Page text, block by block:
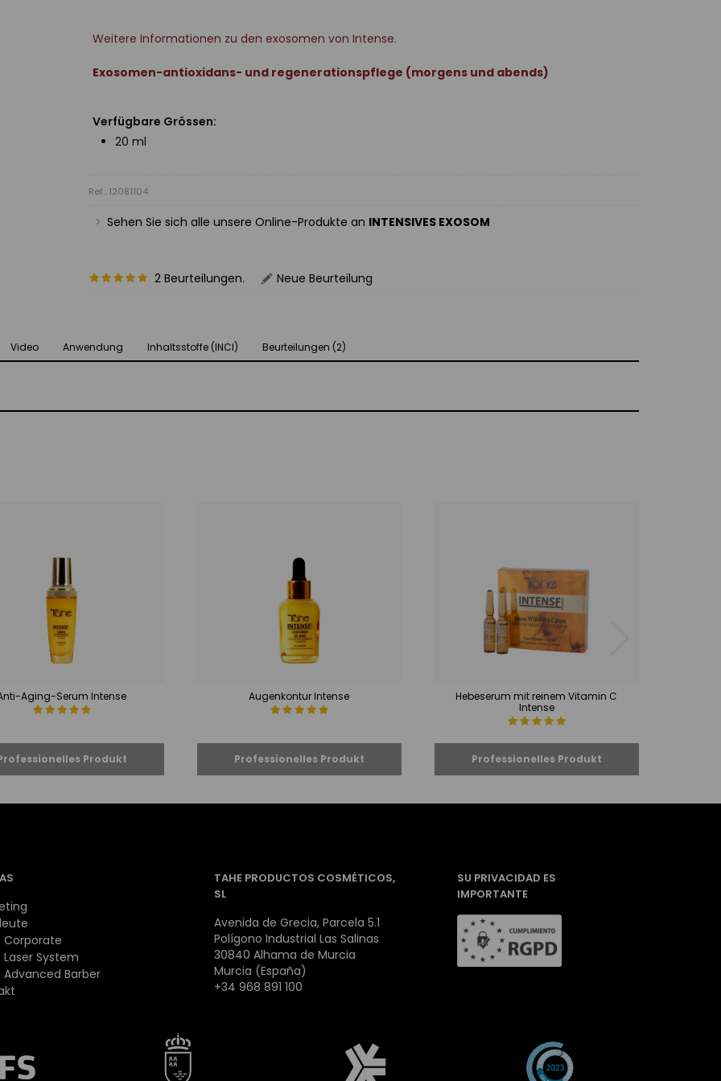
Weitere Informationen zu den exosomen von Intense.
Exosomen-antioxidans- und regenerationspflege (morgens und abends)
Verfügbare Grössen:
20 ml
Ref.: 12081104
Sehen Sie sich alle unsere Online-Produkte an INTENSIVES EXOSOM
2 Beurteilungen. Neue Beurteilung
Video Anwendung Inhaltsstoffe (INCI) Beurteilungen (2)
Aging-Serum Intense Augenkontur Intense
Hebeserum mit reinem Vitamin C
Intense
Corporate
Laser System
Advanced Barber
TAHE PRODUCTOS COSMÉTICOS,
SL
Avenida de Grecia, Parcela 5.1
Polígono Industrial Las Salinas
30840 Alhama de Murcia
Murcia (España)
+34 968 891 100
SU PRIVACIDAD ES
IMPORTANTE